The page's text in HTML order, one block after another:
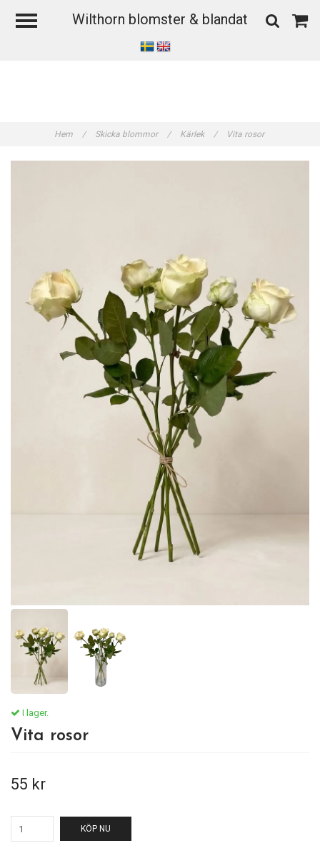
Wilthorn blomster & blandat
Hem / Skicka blommor / Kärlek / Vita rosor
I lager.
Vita rosor
55 kr
KÖP NU